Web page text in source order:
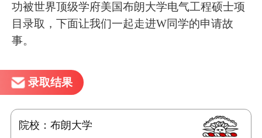
功被世界顶级学府美国布朗大学电气工程硕士项
目录取，下面让我们一起走进W同学的申请故
事。
录取结果
院校：布朗大学